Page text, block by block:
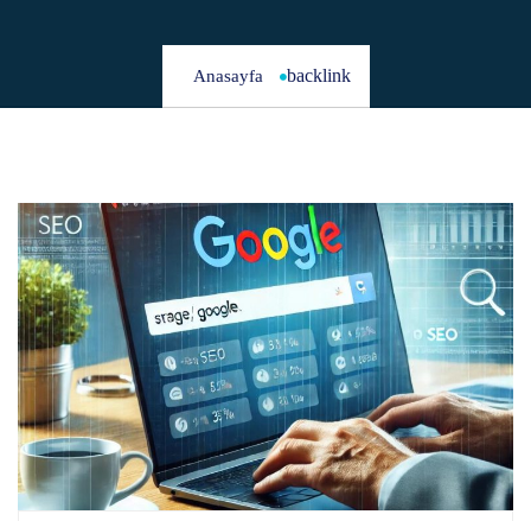
Anasayfa backlink